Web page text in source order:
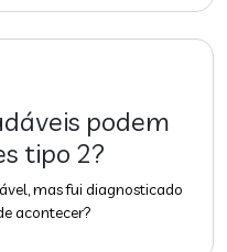
podem
tipo 2?
mas fui diagnosticado
acontecer?